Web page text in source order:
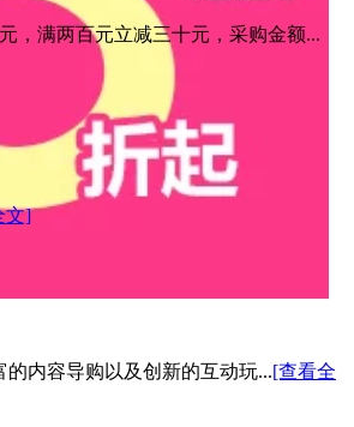
，满两百元立减三十元，采购金额...
文]
内容导购以及创新的互动玩...[查看全